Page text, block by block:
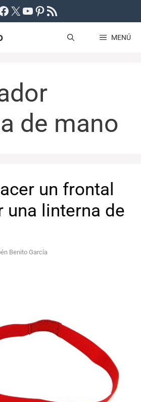
X YouTube
Pinterest
Feed RSS
MENÚ
de mano
un frontal
una linterna de
Benito García